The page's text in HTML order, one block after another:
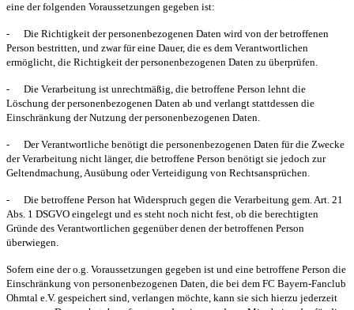
eine der folgenden Voraussetzungen gegeben ist:
-
Die Richtigkeit der personenbezogenen Daten wird von der betroffenen
Person bestritten, und zwar für eine Dauer, die es dem Verantwortlichen
ermöglicht, die Richtigkeit der personenbezogenen Daten zu überprüfen.
-
Die Verarbeitung ist unrechtmäßig, die betroffene Person lehnt die
Löschung der personenbezogenen Daten ab und verlangt stattdessen die
Einschränkung der Nutzung der personenbezogenen Daten.
-
Der Verantwortliche benötigt die personenbezogenen Daten für die Zwecke
der Verarbeitung nicht länger, die betroffene Person benötigt sie jedoch zur
Geltendmachung, Ausübung oder Verteidigung von Rechtsansprüchen.
-
Die betroffene Person hat Widerspruch gegen die Verarbeitung gem. Art. 21
Abs. 1 DSGVO eingelegt und es steht noch nicht fest, ob die berechtigten
Gründe des Verantwortlichen gegenüber denen der betroffenen Person
überwiegen.
Sofern eine der o.g. Voraussetzungen gegeben ist und eine betroffene Person die
Einschränkung von personenbezogenen Daten, die bei dem FC Bayern-Fanclub
Ohmtal e.V. gespeichert sind, verlangen möchte, kann sie sich hierzu jederzeit